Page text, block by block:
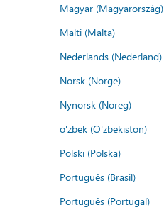
Magyar (Magyarország)
Malti (Malta)
Nederlands (Nederland)
Norsk (Norge)
Nynorsk (Noreg)
o'zbek (O'zbekiston)
Polski (Polska)
Português (Brasil)
Português (Portugal)